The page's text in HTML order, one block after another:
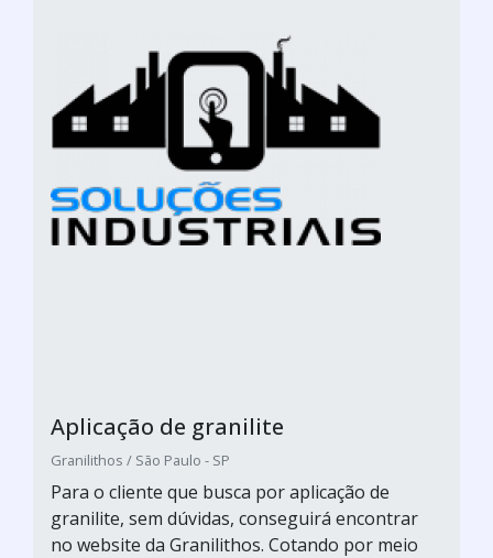
Aplicação de granilite
Granilithos / São Paulo - SP
Para o cliente que busca por aplicação de
granilite, sem dúvidas, conseguirá encontrar
no website da Granilithos. Cotando por meio